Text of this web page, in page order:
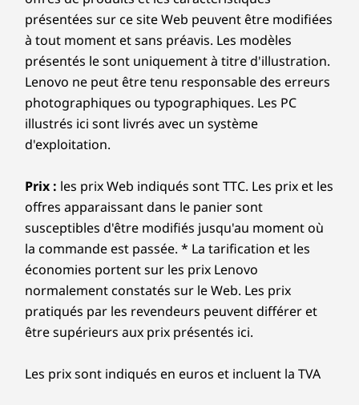
Collaborer face à face
Le ThinkSmart Controller offre un écran de
25,65 cm (10,1") HD tactile 10 points, antireflets
et résistant aux salissures. L’interface
démarrage et le contrôle des réunions, le
partage de contenu et la collaboration, peu
importe où se trouvent les collègues à
distance. Conçu pour être pratique, l’appareil
offre deux angles de vision, une connectivité
USB-C et des capteurs infrarouges intégrés qui
détectent les personnes présentes dans la
pièce et allument/éteignent automatiquement
le système.
Module TPM 2.0
Emplacement de sécurité Kensington MiniSaver
Certifications
Salles Microsoft Teams
vPro ®
Les caractéristiques et spécifications ci-contre ne reflètent pas forcément
ThinkSmart Controller
Écran
25,65 cm (10,1") HD (1280 x 800) tactile 10 points,
format 16:10, antireflets et résistant aux salissures,
340 nits
Rotatif à 30° et à 60°
Ports et emplacements
-Entrée d’alimentation
10-En option : Entrée HDMI
Controller
11-Port USB-C 2.0 (pour Core)
présentées sur ce site Web peuvent être modifiées
à tout moment et sans préavis. Les modèles
présentés le sont uniquement à titre d'illustration.
Lenovo ne peut être tenu responsable des erreurs
photographiques ou typographiques. Les PC
illustrés ici sont livrés avec un système
d'exploitation.
Prix : les prix Web indiqués sont TTC. Les prix et les
offres apparaissant dans le panier sont
susceptibles d'être modifiés jusqu'au moment où
la commande est passée. * La tarification et les
économies portent sur les prix Lenovo
normalement constatés sur le Web. Les prix
pratiqués par les revendeurs peuvent différer et
être supérieurs aux prix présentés ici.
Les prix sont indiqués en euros et incluent la TVA